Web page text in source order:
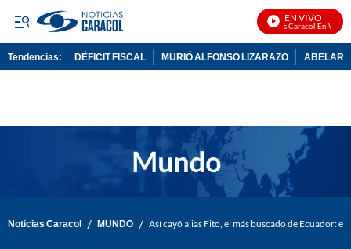
EN VIVO
Noticias Caracol En Vivo
Tendencias: DÉFICIT FISCAL MURIÓ ALFONSO LIZARAZO
Noticias Caracol / MUNDO / Así cayó alias Fito, el más buscado de Ecuador: